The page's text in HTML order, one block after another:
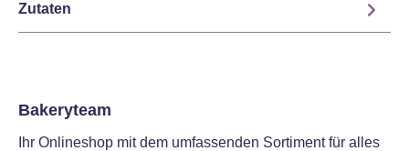
Zutaten
Bakeryteam
Ihr Onlineshop mit dem umfassenden Sortiment für alles